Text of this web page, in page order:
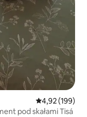
Średnia
4,92 (199)
pod skałami Tisá